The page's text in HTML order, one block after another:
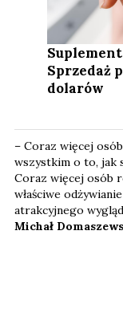
Sprzedaż
dolarów
– Coraz więcej
wszystkim o to, jak
Coraz więcej osób
właściwe
atrakcyjnego
Michał